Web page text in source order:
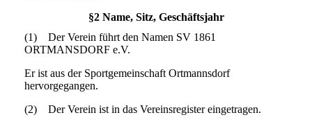
§2 Name, Sitz, Geschäftsjahr
(1) Der Verein führt den Namen SV 1861
ORTMANSDORF e.V.
Er ist aus der Sportgemeinschaft Ortmannsdorf
hervorgegangen.
(2) Der Verein ist in das Vereinsregister eingetragen.